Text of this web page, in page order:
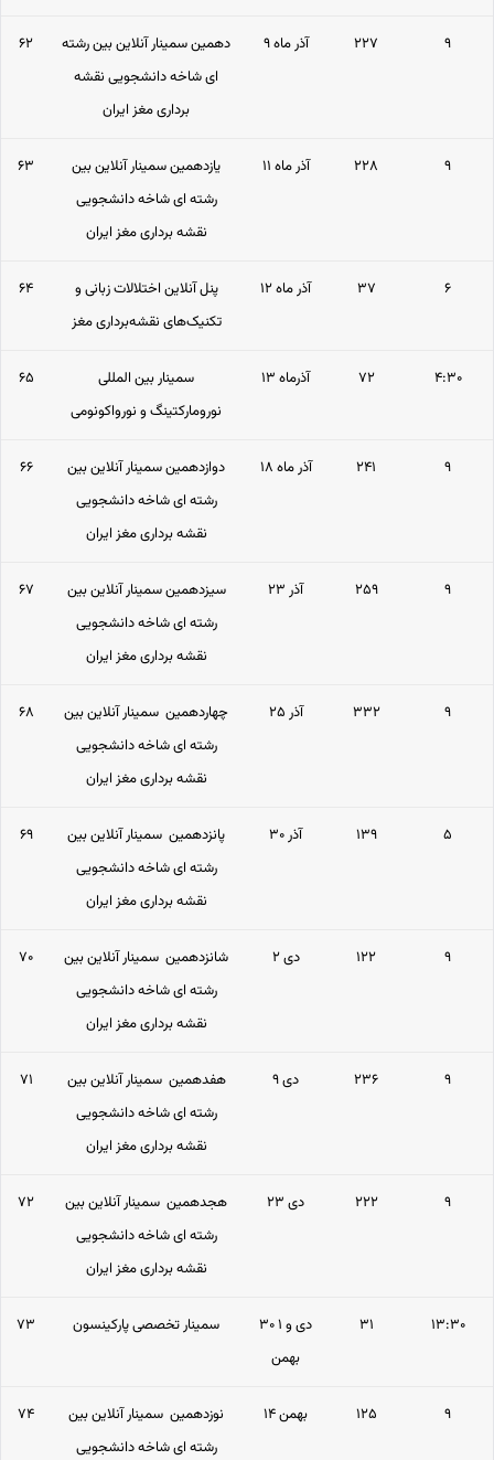
۶۲
دهمین سمینار آنلاین بین رشته
ای شاخه دانشجویی نقشه
برداری مغز ایران
۹ آذر ماه ۲۲۷ ۹
۶۳
یازدهمین سمینار آنلاین بین
رشته ای شاخه دانشجویی
نقشه برداری مغز ایران
۱۱ آذر ماه ۲۲۸ ۹
۶۴
پنل آنلاین اختلالات زبانی و
تکنیک‌های نقشه‌برداری مغز
۱۲ آذر ماه ۳۷ ۶
۶۵
سمینار بین المللی
نورومارکتینگ و نورواکونومی
۱۳ آذرماه ۷۲ ۴:۳۰
۶۶
دوازدهمین سمینار آنلاین بین
رشته ای شاخه دانشجویی
نقشه برداری مغز ایران
۱۸ آذر ماه ۲۴۱ ۹
۶۷
سیزدهمین سمینار آنلاین بین
رشته ای شاخه دانشجویی
نقشه برداری مغز ایران
۲۳ آذر ۲۵۹ ۹
۶۸
چهاردهمین سمینار آنلاین بین
رشته ای شاخه دانشجویی
نقشه برداری مغز ایران
۲۵ آذر ۳۳۲ ۹
۶۹
پانزدهمین سمینار آنلاین بین
رشته ای شاخه دانشجویی
نقشه برداری مغز ایران
۳۰ آذر ۱۳۹ ۵
۷۰
شانزدهمین سمینار آنلاین بین
رشته ای شاخه دانشجویی
نقشه برداری مغز ایران
۲ دی ۱۲۲ ۹
۷۱
هفدهمین سمینار آنلاین بین
رشته ای شاخه دانشجویی
نقشه برداری مغز ایران
۹ دی ۲۳۶ ۹
۷۲
هجدهمین سمینار آنلاین بین
رشته ای شاخه دانشجویی
نقشه برداری مغز ایران
۲۳ دی ۲۲۲ ۹
۷۳ سمینار تخصصی پارکینسون
۳۰ دی و ۱
بهمن
۳۱ ۱۳:۳۰
۷۴
نوزدهمین سمینار آنلاین بین
رشته ای شاخه دانشجویی
۱۴ بهمن ۱۲۵ ۹